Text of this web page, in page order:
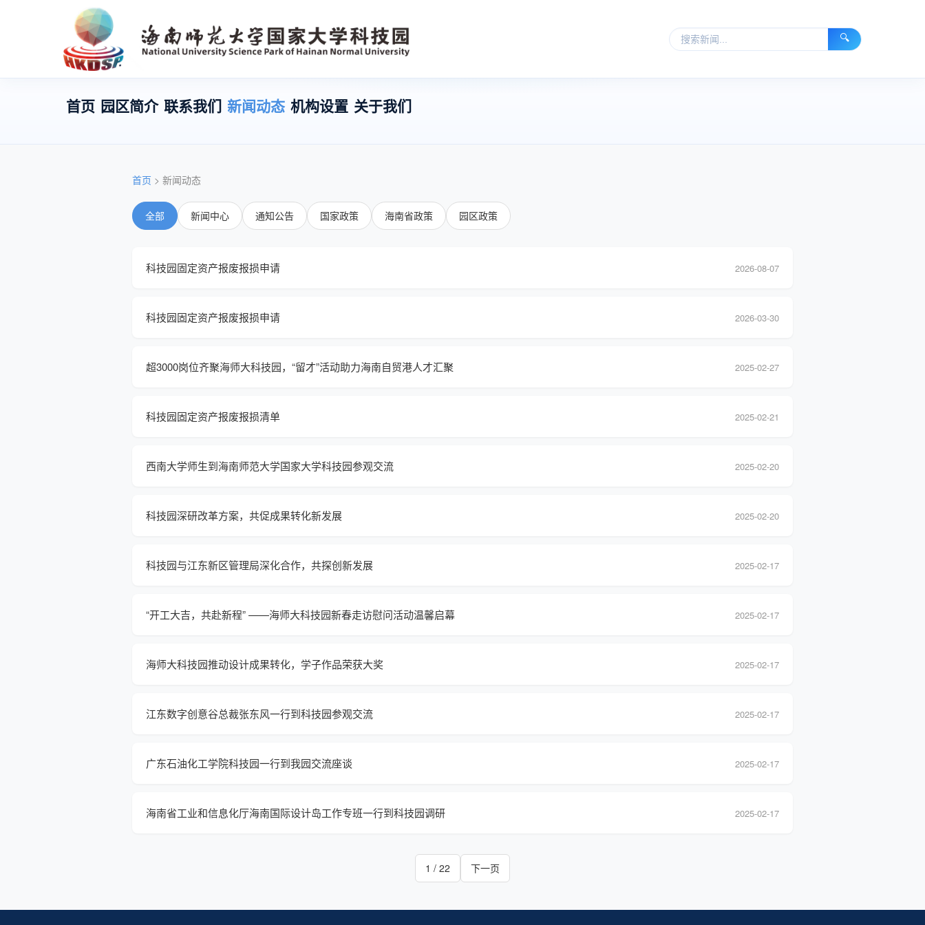
🔍
首页 园区简介 联系我们 新闻动态 机构设置 关于我们
首页 > 新闻动态
全部 新闻中心 通知公告 国家政策 海南省政策 园区政策
科技园固定资产报废报损申请 2026-08-07
科技园固定资产报废报损申请 2026-03-30
超3000岗位齐聚海师大科技园，“留才”活动助力海南自贸港人才汇聚 2025-02-27
科技园固定资产报废报损清单 2025-02-21
西南大学师生到海南师范大学国家大学科技园参观交流 2025-02-20
科技园深研改革方案，共促成果转化新发展 2025-02-20
科技园与江东新区管理局深化合作，共探创新发展 2025-02-17
“开工大吉，共赴新程” ——海师大科技园新春走访慰问活动温馨启幕 2025-02-17
海师大科技园推动设计成果转化，学子作品荣获大奖 2025-02-17
江东数字创意谷总裁张东风一行到科技园参观交流 2025-02-17
广东石油化工学院科技园一行到我园交流座谈 2025-02-17
海南省工业和信息化厅海南国际设计岛工作专班一行到科技园调研 2025-02-17
1 / 22 下一页